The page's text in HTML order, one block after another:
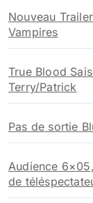
:Nouveau
Vampires
True Blood
Terry/Patrick
Pas de sortie
Audience
de